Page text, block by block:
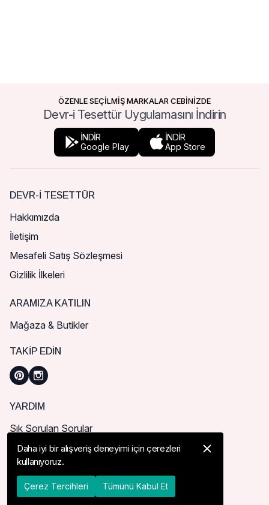
ÖZENLE SEÇİLMİŞ MARKALAR CEBİNİZDE
Devr-i Tesettür Uygulamasını İndirin
İNDİR
Google Play
İNDİR
App Store
DEVR-I TESETTÜR
Hakkımızda
İletişim
Mesafeli Satış Sözleşmesi
Gizlilik İlkeleri
ARAMIZA KATILIN
Mağaza & Butikler
TAKIP EDIN
YARDIM
Sık Sorulan Sorular
Nasıl Sipariş Verebilirim?
Kargo ve Teslimat
İade, İptal ve Değişim
Daha iyi bir alışveriş deneyimi için çerezleri
kullanıyoruz.
Çerez Tercihleri Tümünü Kabul Et